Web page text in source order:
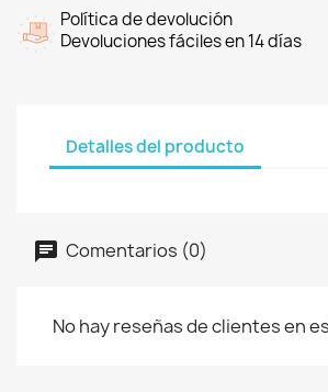
Política de devolución
Devoluciones fáciles en 14 días
Detalles del producto
Comentarios (0)
No hay reseñas de clientes en